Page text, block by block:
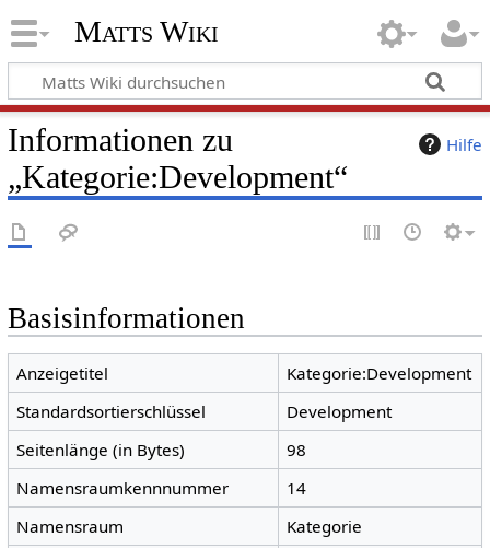
Matts Wiki
Hilfe
Informationen zu
„Kategorie:Development“
Basisinformationen
Anzeigetitel
Kategorie:Development
Standardsortierschlüssel
Development
Seitenlänge (in Bytes)
98
Namensraumkennnummer
14
Namensraum
Kategorie